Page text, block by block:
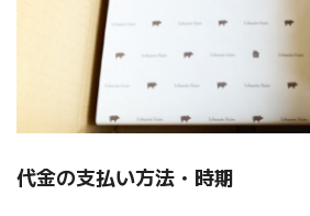
代金の支払い方法・時期